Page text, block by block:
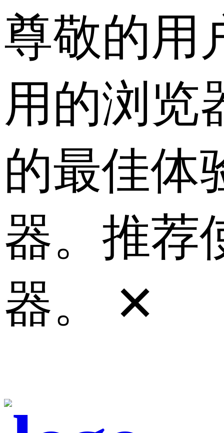
尊敬的用
用的浏览
的最佳体
器。推荐
器。
✕